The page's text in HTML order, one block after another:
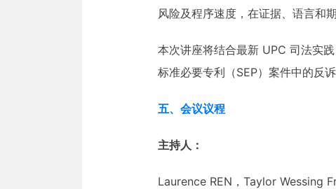
风险及程序速度，在证据、语言和
本次讲座将结合最新 UPC 司法实
标准必要专利（SEP）案件中的反
五、会议议程
主持人：
Laurence REN，Taylor Wessing